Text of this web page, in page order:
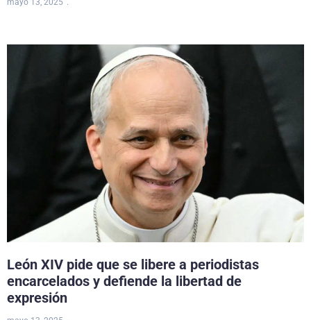
León XIV pide que se libere a periodistas
encarcelados y defiende la libertad de
expresión